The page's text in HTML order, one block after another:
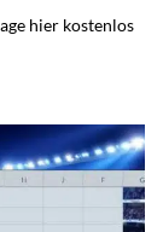
hier kostenlos